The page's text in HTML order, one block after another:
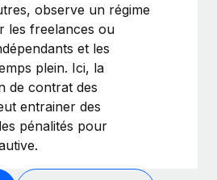
observe un régime
les freelances ou
et les
plein. Ici, la
de contrat des
entrainer des
pénalités pour